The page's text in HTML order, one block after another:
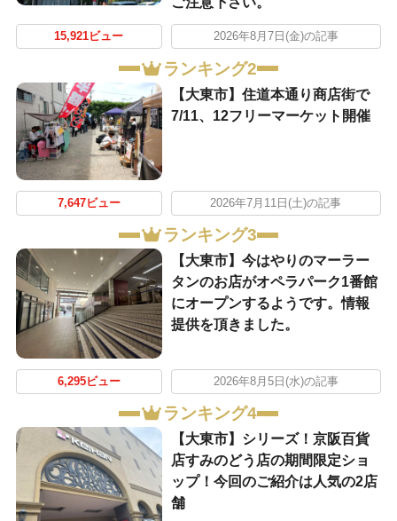
15,921ビュー 2026年8月7日(金)の記事
ランキング2
【大東市】住道本通り商店街で
7/11、12フリーマーケット開催
7,647ビュー 2026年7月11日(土)の記事
ランキング3
【大東市】今はやりのマーラー
タンのお店がオペラパーク1番館
にオープンするようです。情報
提供を頂きました。
6,295ビュー 2026年8月5日(水)の記事
ランキング4
【大東市】シリーズ！京阪百貨
店すみのどう店の期間限定ショ
ップ！今回のご紹介は人気の2店
舗